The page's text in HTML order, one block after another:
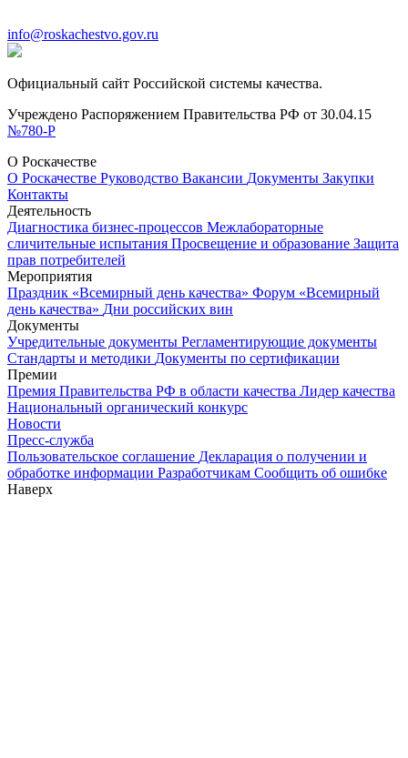
info@roskachestvo.gov.ru
Официальный сайт Российской системы качества.
Учреждено Распоряжением Правительства РФ от 30.04.15
№780-Р
О Роскачестве
О Роскачестве Руководство Вакансии Документы Закупки
Контакты
Деятельность
Диагностика бизнес-процессов Межлабораторные
сличительные испытания Просвещение и образование Защита
прав потребителей
Мероприятия
Праздник «Всемирный день качества» Форум «Всемирный
день качества» Дни российских вин
Документы
Учредительные документы Регламентирующие документы
Стандарты и методики Документы по сертификации
Премии
Премия Правительства РФ в области качества Лидер качества
Национальный органический конкурс
Новости
Пресс-служба
Пользовательское соглашение Декларация о получении и
обработке информации Разработчикам Сообщить об ошибке
Наверх